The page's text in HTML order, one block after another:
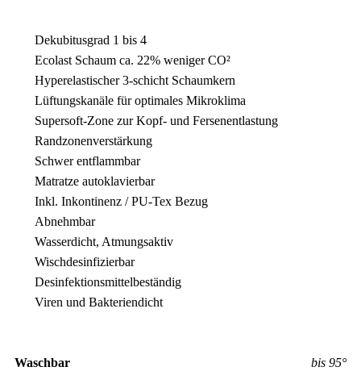
Dekubitusgrad 1 bis 4
Ecolast Schaum ca. 22% weniger CO²
Hyperelastischer 3-schicht Schaumkern
Lüftungskanäle für optimales Mikroklima
Supersoft-Zone zur Kopf- und Fersenentlastung
Randzonenverstärkung
Schwer entflammbar
Matratze autoklavierbar
Inkl. Inkontinenz / PU-Tex Bezug
Abnehmbar
Wasserdicht, Atmungsaktiv
Wischdesinfizierbar
Desinfektionsmittelbeständig
Viren und Bakteriendicht
Waschbar bis 95°